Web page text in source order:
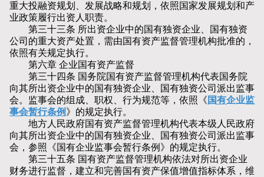
重大投融资规划、发展战略和规划，依照国家发展规划和产
业政策履行出资人职责。
第三十三条 所出资企业中的国有独资企业、国有独资
公司的重大资产处置，需由国有资产监督管理机构批准的，
依照有关规定执行。
第六章 企业国有资产监督
第三十四条 国务院国有资产监督管理机构代表国务院
向其所出资企业中的国有独资企业、国有独资公司派出监事
会。监事会的组成、职权、行为规范等，依照《 国有企业监
事会暂行条例 》的规定执行。
地方人民政府国有资产监督管理机构代表本级人民政府
向其所出资企业中的国有独资企业、国有独资公司派出监事
会，参照《国有企业监事会暂行条例》的规定执行。
第三十五条 国有资产监督管理机构依法对所出资企业
财务进行监督，建立和完善国有资产保值增值指标体系，维